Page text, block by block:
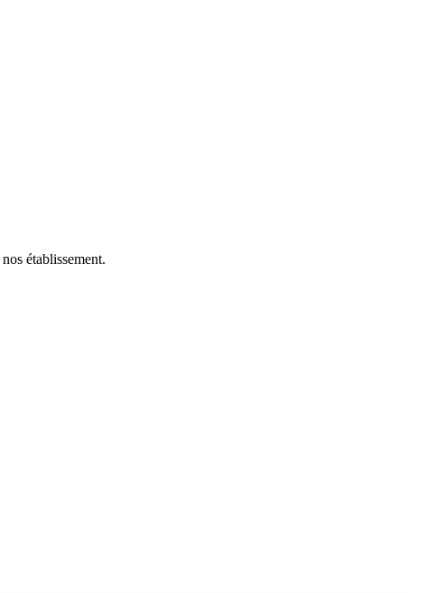
établissement.